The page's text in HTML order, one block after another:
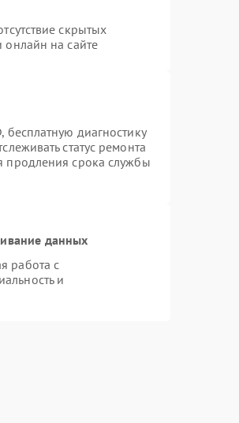
скрытых
онлайн на сайте
диагностику
статус ремонта
продления срока службы
данных
работа с
и